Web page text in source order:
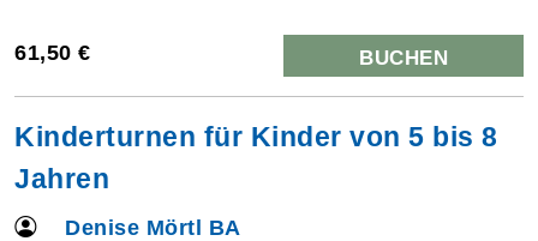
61,50 € BUCHEN
Kinderturnen für Kinder von 5 bis 8
Jahren
Denise Mörtl BA